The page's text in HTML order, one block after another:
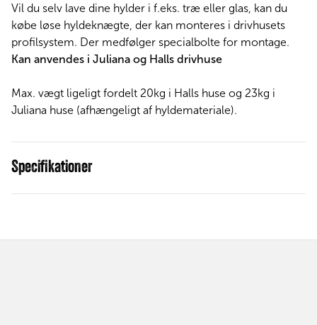
Vil du selv lave dine hylder i f.eks. træ eller glas, kan du
købe løse hyldeknægte, der kan monteres i drivhusets
profilsystem. Der medfølger specialbolte for montage.
Kan anvendes i Juliana og Halls drivhuse
Max. vægt ligeligt fordelt 20kg i Halls huse og 23kg i
Juliana huse (afhængeligt af hyldemateriale).
Specifikationer